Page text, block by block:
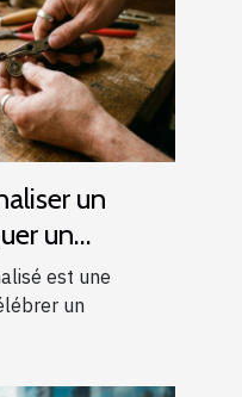
un
un
est une
un